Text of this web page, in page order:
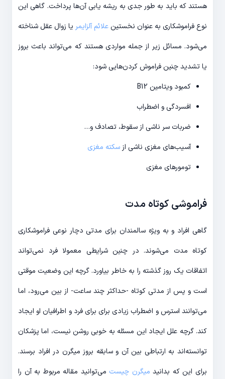
هستند که باید به طور جدی به ریشه یابی آن‌ها پرداخت. گاهی این
نوع فراموشکاری به عنوان نخستین علائم آلزایمر یا زوال عقل شناخته
می‌شود. مسائل زیر از جمله مواردی هستند که می‌تواند باعث بروز
یا تشدید چنین فراموش کردن‌هایی شود:
کمبود ویتامین B12
افسردگی و اضطراب
ضربات سر ناشی از سقوط، تصادف و…
آسیب‌های مغزی ناشی از سکته مغزی
تومورهای مغزی
فراموشی کوتاه مدت
گاهی افراد و به ویژه سالمندان برای مدتی دچار نوعی فراموشکاری
کوتاه مدت می‌شوند. در چنین شرایطی معمولا فرد نمی‌تواند
اتفاقات یک روز گذشته را به خاطر بیاورد. گرچه این وضعیت موقتی
است و پس از مدتی کوتاه -حداکثر چند ساعت- از بین می‌رود، اما
می‌توانند استرس و اضطراب زیادی برای برای فرد و اطرافیان او ایجاد
کند. گرچه علل ایجاد این مسئله به خوبی روشن نیست، اما پزشکان
توانسته‌اند به ارتباطی بین آن و سابقه بروز میگرن در افراد برسند.
برای این که بدانید میگرن چیست می‌توانید مقاله مربوط به آن را